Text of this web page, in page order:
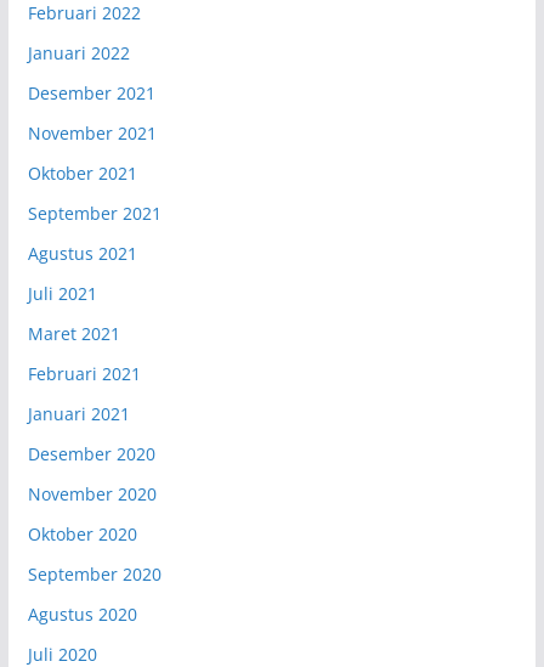
Februari 2022
Januari 2022
Desember 2021
November 2021
Oktober 2021
September 2021
Agustus 2021
Juli 2021
Maret 2021
Februari 2021
Januari 2021
Desember 2020
November 2020
Oktober 2020
September 2020
Agustus 2020
Juli 2020